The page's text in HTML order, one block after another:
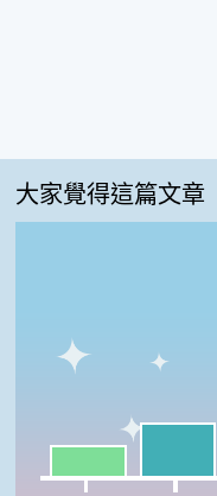
大家覺得這篇文章
我喜歡